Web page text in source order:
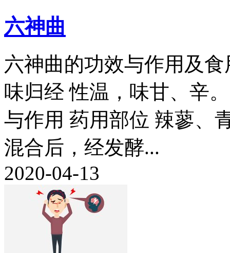
六神曲
六神曲的功效与作用及
味归经 性温，味甘、辛
与作用 药用部位 辣蓼、
混合后，经发酵...
2020-04-13